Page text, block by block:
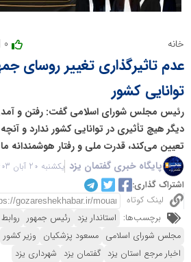
خانه
عدم تاثیرگذاری تغییر روسای
توانایی کشور
رئیس مجلس شورای اسلامی گفت: رفتن و
دیگر هیچ تأثیری در توانایی کشور ندارد و
تعیین می‌کند، قدرت ملی و رفتار هوشمندانه
پایگاه خبری گفتمان یزد یکشنبه 20 آبان 1403 - 09:50
اشتراک گذاری:
لینک کوتاه
برچسب‌ها: استاندار یزد رئیس جمهور
مجلس شورای اسلامی مسعود پزشکیان وزیر کشور
اخبار مرجع استان یزد گفتمان یزد شهرداری یزد